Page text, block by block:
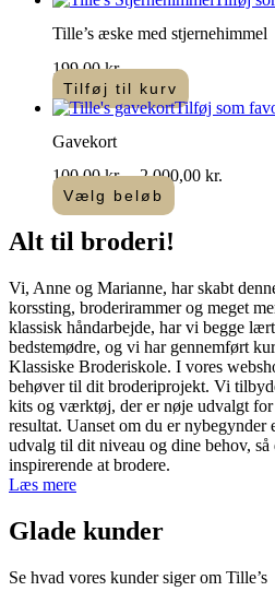
Tille’s æske med stjernehimmel
199,00kr.
Tilføj til kurv
Tilføj som
Gavekort
100,00kr. – 2.000,00 kr.
Vælg beløb
Dette
vare
har
varianter.
Mulighederne
kan
vælges
på
varesiden
Alt til broderi!​
Vi, Anne og Marianne, har skabt
korssting, broderirammer og meget
klassisk håndarbejde, har vi begge
bedstemødre, og vi har gennemført
Klassiske Broderiskole. I vores
behøver til dit broderiprojekt. Vi
kits og værktøj, der er nøje udvalgt for
resultat. Uanset om du er nybegynder
udvalg til dit niveau og dine behov,
inspirerende at brodere.
Læs mere
Glade kunder
Se hvad vores kunder siger om Tille’s